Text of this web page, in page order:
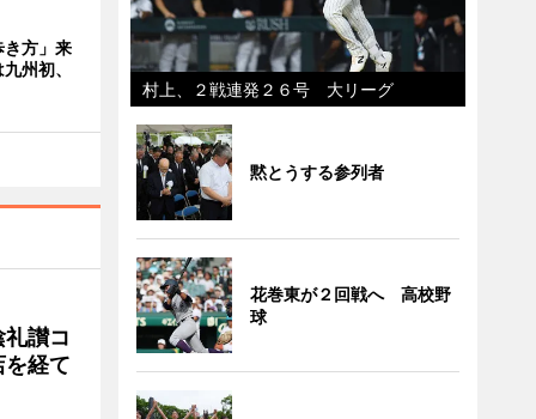
き方」来
州初、
讃コ
経て
村上、２戦連発２６号 大リーグ
黙とうする参列者
花巻東が２回戦へ 高校野
球